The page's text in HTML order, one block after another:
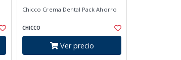
Chicco Crema Dental Pack Ahorro
CHICCO
Ver precio